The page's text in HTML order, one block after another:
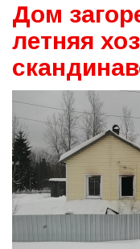
Дом
летняя